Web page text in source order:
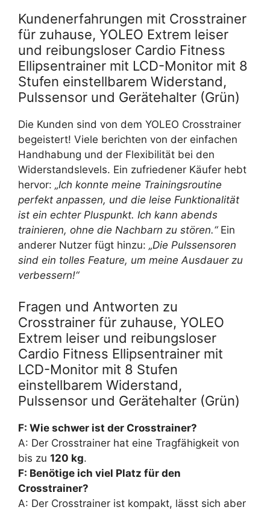
Kundenerfahrungen mit Crosstrainer
für zuhause, YOLEO Extrem leiser
und reibungsloser Cardio Fitness
Ellipsentrainer mit LCD-Monitor mit 8
Stufen einstellbarem Widerstand,
Pulssensor und Gerätehalter (Grün)
Die Kunden sind von dem YOLEO Crosstrainer
begeistert! Viele berichten von der einfachen
Handhabung und der Flexibilität bei den
Widerstandslevels. Ein zufriedener Käufer hebt
hervor: „Ich konnte meine Trainingsroutine
perfekt anpassen, und die leise Funktionalität
ist ein echter Pluspunkt. Ich kann abends
trainieren, ohne die Nachbarn zu stören.“Ein
anderer Nutzer fügt hinzu: „Die Pulssensoren
sind ein tolles Feature, um meine Ausdauer zu
verbessern!“
Fragen und Antworten zu
Crosstrainer für zuhause, YOLEO
Extrem leiser und reibungsloser
Cardio Fitness Ellipsentrainer mit
LCD-Monitor mit 8 Stufen
einstellbarem Widerstand,
Pulssensor und Gerätehalter (Grün)
F: Wie schwer ist der Crosstrainer?
A: Der Crosstrainer hat eine Tragfähigkeit von
bis zu 120 kg.
F: Benötige ich viel Platz für den
Crosstrainer?
A: Der Crosstrainer ist kompakt, lässt sich aber